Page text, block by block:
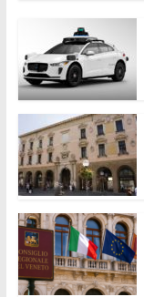
e
b
o
o
k
itt
er